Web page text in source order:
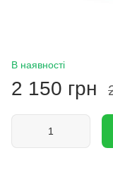
В наявності
2 150 грн